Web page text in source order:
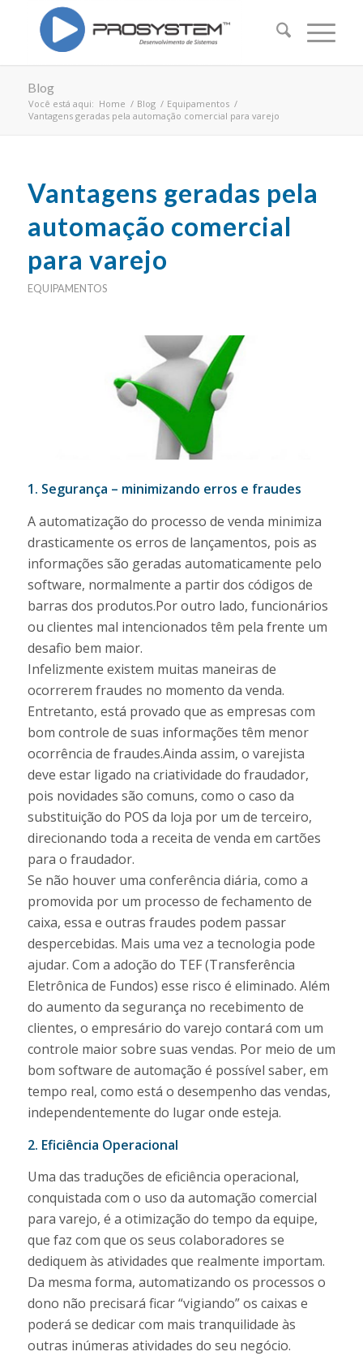
Blog
Você está aqui: Home / Blog / Equipamentos /
Vantagens geradas pela automação comercial para varejo
Vantagens geradas pela
automação comercial
para varejo
EQUIPAMENTOS
1. Segurança – minimizando erros e fraudes
A automatização do processo de venda minimiza
drasticamente os erros de lançamentos, pois as
informações são geradas automaticamente pelo
software, normalmente a partir dos códigos de
barras dos produtos.Por outro lado, funcionários
ou clientes mal intencionados têm pela frente um
desafio bem maior.
Infelizmente existem muitas maneiras de
ocorrerem fraudes no momento da venda.
Entretanto, está provado que as empresas com
bom controle de suas informações têm menor
ocorrência de fraudes.Ainda assim, o varejista
deve estar ligado na criatividade do fraudador,
pois novidades são comuns, como o caso da
substituição do POS da loja por um de terceiro,
direcionando toda a receita de venda em cartões
para o fraudador.
Se não houver uma conferência diária, como a
promovida por um processo de fechamento de
caixa, essa e outras fraudes podem passar
despercebidas. Mais uma vez a tecnologia pode
ajudar. Com a adoção do TEF (Transferência
Eletrônica de Fundos) esse risco é eliminado. Além
do aumento da segurança no recebimento de
clientes, o empresário do varejo contará com um
controle maior sobre suas vendas. Por meio de um
bom software de automação é possível saber, em
tempo real, como está o desempenho das vendas,
independentemente do lugar onde esteja.
2. Eficiência Operacional
Uma das traduções de eficiência operacional,
conquistada com o uso da automação comercial
para varejo, é a otimização do tempo da equipe,
que faz com que os seus colaboradores se
dediquem às atividades que realmente importam.
Da mesma forma, automatizando os processos o
dono não precisará ficar “vigiando” os caixas e
poderá se dedicar com mais tranquilidade às
outras inúmeras atividades do seu negócio.